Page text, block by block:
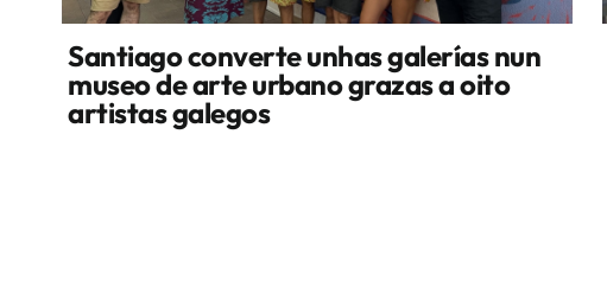
Santiago converte unhas galerías nun
museo de arte urbano grazas a oito
artistas galegos